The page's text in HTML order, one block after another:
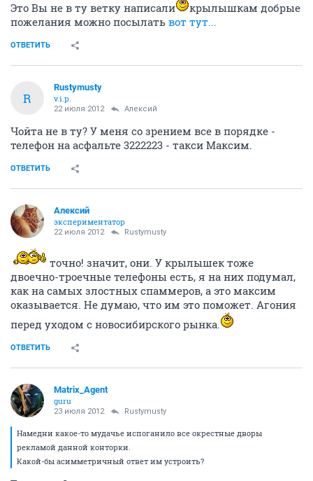
Это Вы не в ту ветку написали
крылышкам добрые
пожелания можно посылать вот тут...
ОТВЕТИТЬ
R
Rustymusty
v.i.p.
22 июля 2012 Алексий
Чойта не в ту? У меня со зрением все в порядке -
телефон на асфальте 3222223 - такси Максим.
ОТВЕТИТЬ
Алексий
экспериментатор
22 июля 2012 Rustymusty
точно! значит, они. У крылышек тоже
двоечно-троечные телефоны есть, я на них подумал,
как на самых злостных спаммеров, а это максим
оказывается. Не думаю, что им это поможет. Агония
перед уходом с новосибирского рынка.
ОТВЕТИТЬ
Matrix_Agent
guru
23 июля 2012 Rustymusty
Намедни какое-то мудачье испоганило все окрестные дворы
рекламой данной конторки.
Какой-бы асимметричный ответ им устроить?